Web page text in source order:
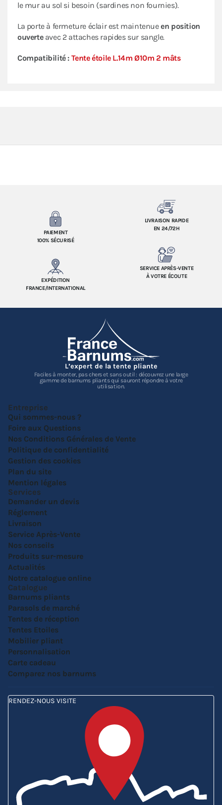
le mur au sol si besoin (sardines non fournies).
La porte à fermeture éclair est maintenueen position
ouverteavec 2 attaches rapides sur sangle.
Compatibilité : Tente étoile L.14m Ø10m 2 mâts
PAIEMENT
100% SÉCURISÉ
LIVRAISON RAPIDE
EN 24/72H
EXPÉDITION
FRANCE/INTERNATIONAL
SERVICE APRÈS-VENTE
À VOTRE ÉCOUTE
L’expert de la tente pliante
Faciles à monter, pas chers et sans outil : découvrez une large
gamme de barnums pliants qui sauront répondre à votre
utilisation.
Entreprise
Qui sommes-nous ?
Foire aux Questions
Nos Conditions Générales de Vente
Politique de confidentialité
Gestion des cookies
Plan du site
Mention légales
Services
Demander un devis
Réglement
Livraison
Service Après-Vente
Nos conseils
Produits sur-mesure
Actualités
Notre catalogue online
Catalogue
Barnums pliants
Parasols de marché
Tentes de réception
Tentes Etoiles
Mobilier pliant
Personnalisation
Carte cadeau
Comparez nos barnums
RENDEZ-NOUS VISITE